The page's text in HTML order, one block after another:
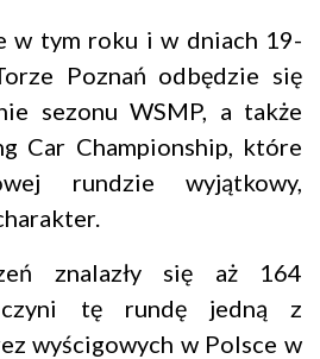
w tym roku i w dniach 19-
Poznań odbędzie się
sezonu WSMP, a także
Car Championship, które
rundzie wyjątkowy,
znalazły się aż 164
czyni tę rundę jedną z
wyścigowych w Polsce w